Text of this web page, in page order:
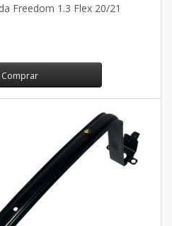
Freedom 1.3 Flex 20/21
Comprar